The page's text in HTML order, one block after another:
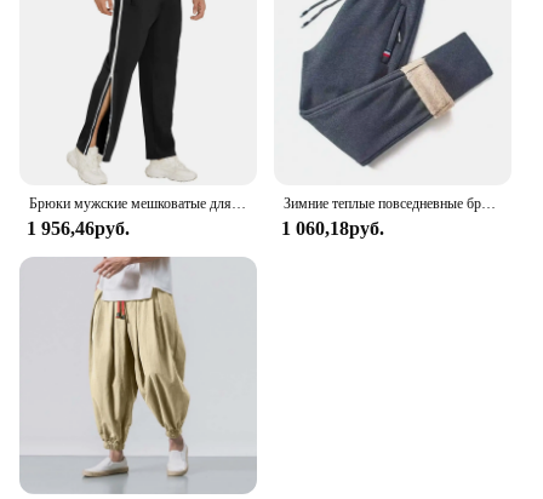
Брюки мужские мешковатые для баскетбола, спортивная одежда для тренажерного зала, спортивный костюм, роскошные джоггеры, летние штаны большого размера y2k
1 956,46руб.
Зимние теплые повседневные брюки из овечьей шерсти, мужские спортивные штаны для фитнеса и бега, мужские однотонные брюки на шнурке, флисовые прямые брюки M-5Xl
1 060,18руб.